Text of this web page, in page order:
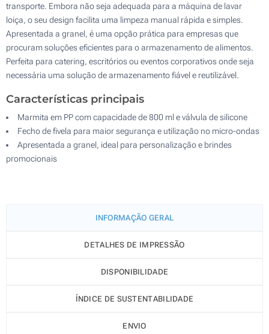
transporte. Embora não seja adequada para a máquina de lavar
loiça, o seu design facilita uma limpeza manual rápida e simples.
Apresentada a granel, é uma opção prática para empresas que
procuram soluções eficientes para o armazenamento de alimentos.
Perfeita para catering, escritórios ou eventos corporativos onde seja
necessária uma solução de armazenamento fiável e reutilizável.
Características principais
Marmita em PP com capacidade de 800 ml e válvula de silicone
Fecho de fivela para maior segurança e utilização no micro-ondas
Apresentada a granel, ideal para personalização e brindes
promocionais
INFORMAÇÃO GERAL
DETALHES DE IMPRESSÃO
DISPONIBILIDADE
ÍNDICE DE SUSTENTABILIDADE
ENVIO